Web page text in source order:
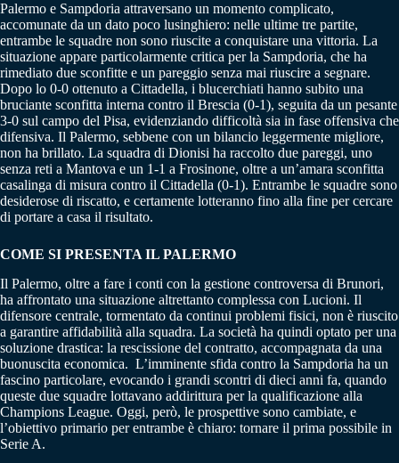
Palermo e Sampdoria attraversano un momento complicato,
accomunate da un dato poco lusinghiero: nelle ultime tre partite,
entrambe le squadre non sono riuscite a conquistare una vittoria. La
situazione appare particolarmente critica per la Sampdoria, che ha
rimediato due sconfitte e un pareggio senza mai riuscire a segnare.
Dopo lo 0-0 ottenuto a Cittadella, i blucerchiati hanno subito una
bruciante sconfitta interna contro il Brescia (0-1), seguita da un pesante
3-0 sul campo del Pisa, evidenziando difficoltà sia in fase offensiva che
difensiva. Il Palermo, sebbene con un bilancio leggermente migliore,
non ha brillato. La squadra di Dionisi ha raccolto due pareggi, uno
senza reti a Mantova e un 1-1 a Frosinone, oltre a un’amara sconfitta
casalinga di misura contro il Cittadella (0-1). Entrambe le squadre sono
desiderose di riscatto, e certamente lotteranno fino alla fine per cercare
di portare a casa il risultato.
COME SI PRESENTA IL PALERMO
Il Palermo, oltre a fare i conti con la gestione controversa di Brunori,
ha affrontato una situazione altrettanto complessa con Lucioni. Il
difensore centrale, tormentato da continui problemi fisici, non è riuscito
a garantire affidabilità alla squadra. La società ha quindi optato per una
soluzione drastica: la rescissione del contratto, accompagnata da una
buonuscita economica. L’imminente sfida contro la Sampdoria ha un
fascino particolare, evocando i grandi scontri di dieci anni fa, quando
queste due squadre lottavano addirittura per la qualificazione alla
Champions League. Oggi, però, le prospettive sono cambiate, e
l’obiettivo primario per entrambe è chiaro: tornare il prima possibile in
Serie A.